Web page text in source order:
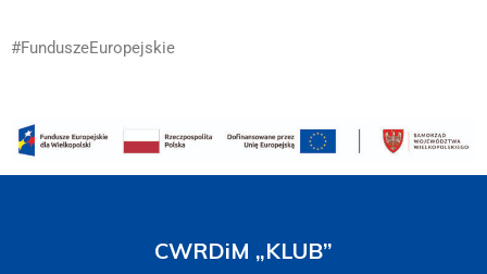
#FunduszeEuropejskie
CWRDiM „KLUB”